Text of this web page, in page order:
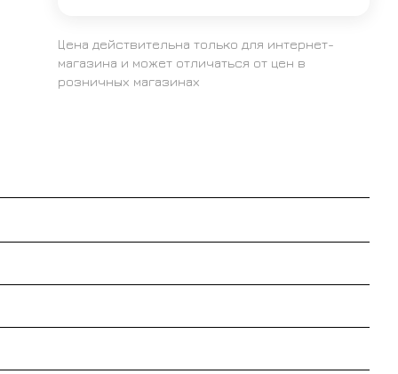
Цена действительна только для интернет-
магазина и может отличаться от цен в
розничных магазинах